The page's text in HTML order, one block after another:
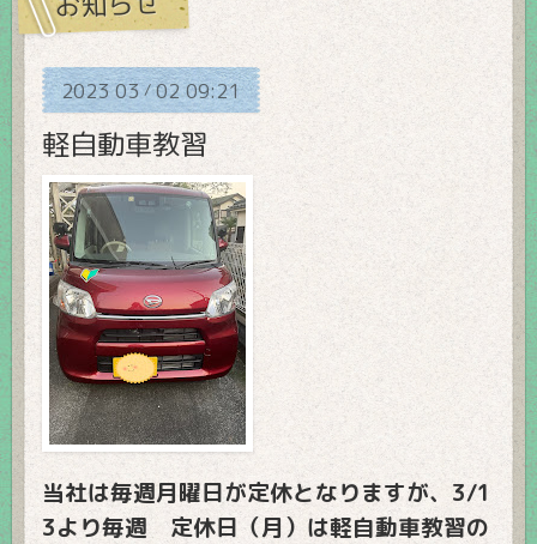
2023 03/02 09:21
軽自動車教習
当社は毎週月曜日が定休となりますが、3/1
3より毎週 定休日（月）は軽自動車教習の